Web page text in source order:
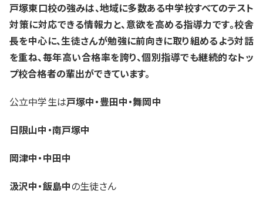
資料請求・無料体験はこちら
お近くの校舎を探す
戸塚東口校の強みは、地域に多数ある中学校すべてのテスト
対策に対応できる情報力と、意欲を高める指導力です。校舎
長を中心に、生徒さんが勉強に前向きに取り組めるよう対話
を重ね、毎年高い合格率を誇り、個別指導でも継続的なトッ
プ校合格者の輩出ができています。
公立中学生は戸塚中・豊田中・舞岡中
日限山中・南戸塚中
岡津中・中田中
汲沢中・飯島中の生徒さん